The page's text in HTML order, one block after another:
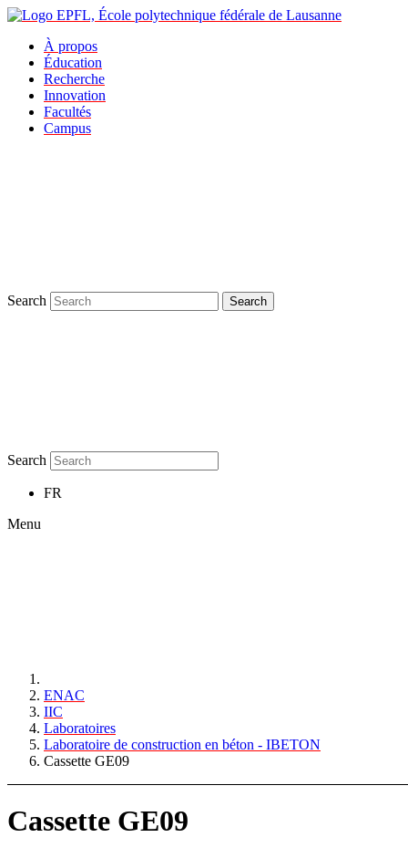
À propos
Éducation
Recherche
Innovation
Facultés
Campus
Search Search
Search
FR
Menu
ENAC
IIC
Laboratoires
Laboratoire de construction en béton - IBETON
Cassette GE09
Cassette GE09